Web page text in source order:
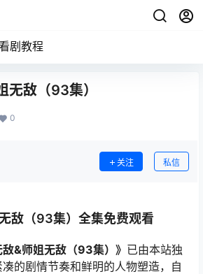
剧教程
无敌（93集）
0
关注 私信
敌（93集）全集免费观看
敌&师姐无敌（93集）》 已由本站独
的剧情节奏和鲜明的人物塑造，自